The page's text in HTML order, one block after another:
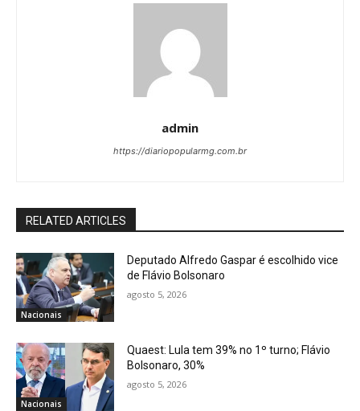
admin
https://diariopopularmg.com.br
RELATED ARTICLES
Nacionais
Deputado Alfredo Gaspar é escolhido vice
de Flávio Bolsonaro
agosto 5, 2026
Nacionais
Quaest: Lula tem 39% no 1º turno; Flávio
Bolsonaro, 30%
agosto 5, 2026